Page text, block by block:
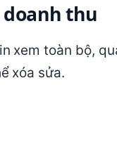
thu
xem toàn bộ,
xóa sửa.